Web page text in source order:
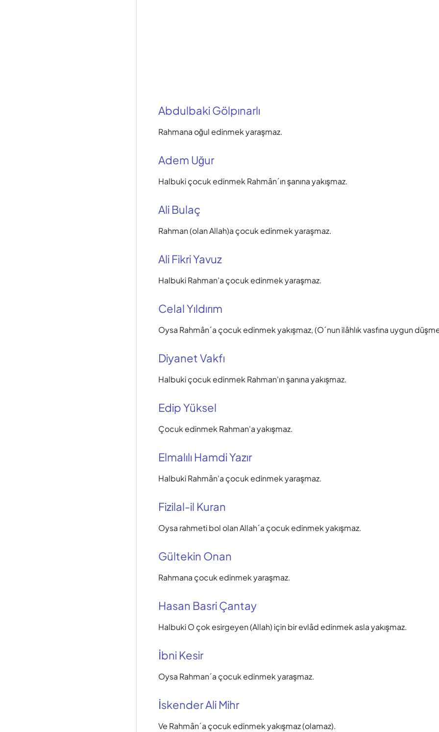
Abdulbaki Gölpınarlı
Rahmana oğul edinmek yaraşmaz.
Adem Uğur
Halbuki çocuk edinmek Rahmân´ın şanına yakışmaz.
Ali Bulaç
Rahman (olan Allah)a çocuk edinmek yaraşmaz.
Ali Fikri Yavuz
Halbuki Rahman’a çocuk edinmek yaraşmaz.
Celal Yıldırım
Oysa Rahmân´a çocuk edinmek yakışmaz, (O´nun ilâhlık vasfına uygun
Diyanet Vakfı
Halbuki çocuk edinmek Rahman'ın şanına yakışmaz.
Edip Yüksel
Çocuk edinmek Rahman'a yakışmaz.
Elmalılı Hamdi Yazır
Halbuki Rahmân'a çocuk edinmek yaraşmaz.
Fizilal-il Kuran
Oysa rahmeti bol olan Allah´a çocuk edinmek yakışmaz.
Gültekin Onan
Rahmana çocuk edinmek yaraşmaz.
Hasan Basri Çantay
Halbuki O çok esirgeyen (Allah) için bir evlâd edinmek asla yakışmaz.
İbni Kesir
Oysa Rahman´a çocuk edinmek yaraşmaz.
İskender Ali Mihr
Ve Rahmân´a çocuk edinmek yakışmaz (olamaz).